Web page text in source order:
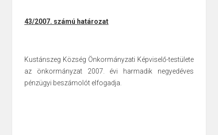
43/2007. számú határozat
Kustánszeg Község Önkormányzati Képviselő-testülete
az önkormányzat 2007. évi harmadik negyedéves
pénzügyi beszámolót elfogadja.